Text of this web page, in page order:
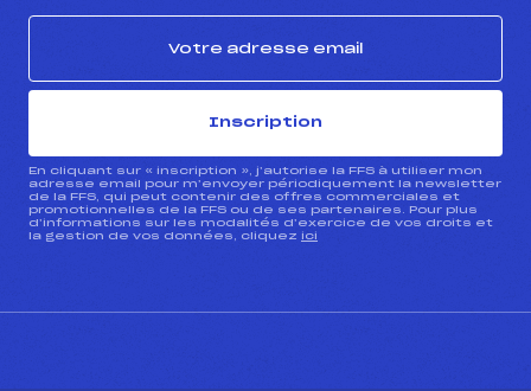
Inscription
En cliquant sur « inscription », j’autorise la FFS à utiliser mon
adresse email pour m’envoyer périodiquement la newsletter
de la FFS, qui peut contenir des offres commerciales et
promotionnelles de la FFS ou de ses partenaires. Pour plus
d’informations sur les modalités d’exercice de vos droits et
la gestion de vos données, cliquez ici